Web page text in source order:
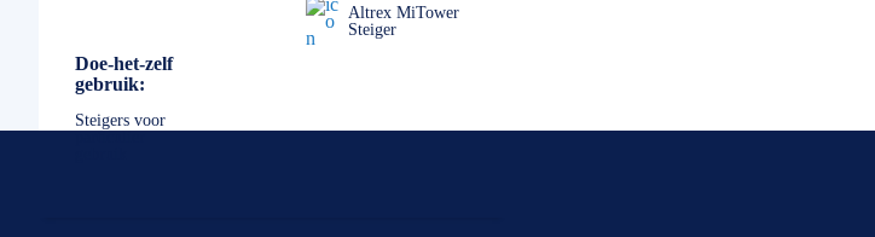
Doe-het-zelf
gebruik:
Steigers voor
Altrex MiTower
Steiger